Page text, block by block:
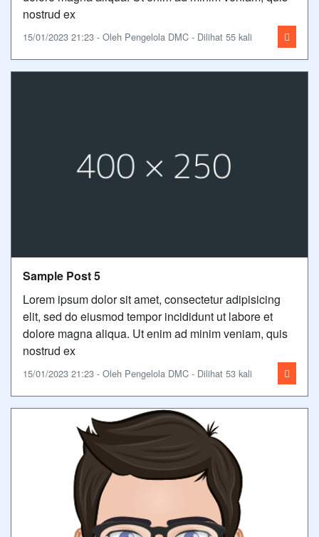
nostrud ex
15/01/2023 21:23 - Oleh Pengelola DMC - Dilihat 55 kali
Sample Post 5
Lorem ipsum dolor sit amet, consectetur adipisicing
elit, sed do eiusmod tempor incididunt ut labore et
dolore magna aliqua. Ut enim ad minim veniam, quis
nostrud ex
15/01/2023 21:23 - Oleh Pengelola DMC - Dilihat 53 kali